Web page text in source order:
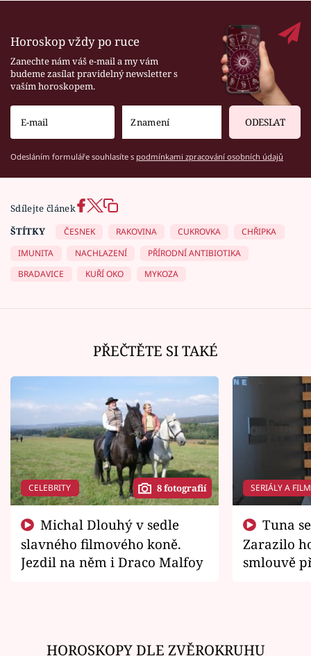
Horoskop vždy po ruce
Zanechte nám váš e-mail a my vám
budeme zasílat pravidelný newsletter s
vaším horoskopem.
ODESLAT
Odesláním formuláře souhlasíte s podmínkami zpracování osobních údajů
Sdílejte článek
ŠTÍTKY
ČESNEK RAKOVINA CUKROVKA
CHŘIPKA
IMUNITA
NACHLAZENÍ
PŘÍRODNÍ ANTIBIOTIKA
BRADAVICE
KUŘÍ OKO MYKOZA
PŘEČTĚTE SI TAKÉ
CELEBRITY 8 fotografií
slavného filmového koně.
Jezdil na něm i Draco Malfoy
SERIÁLY A
Zarazilo
smlouvě
HOROSKOPY DLE ZVĚROKRUHU